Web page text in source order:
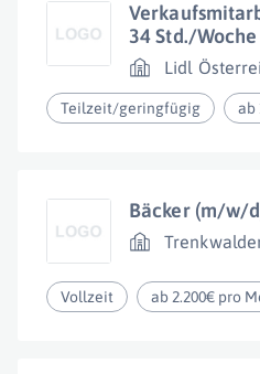
34 Std./Woche
Lidl
Teilzeit/geringfügig ab
Bäcker (m/w/
Vollzeit ab 2.200€ pro